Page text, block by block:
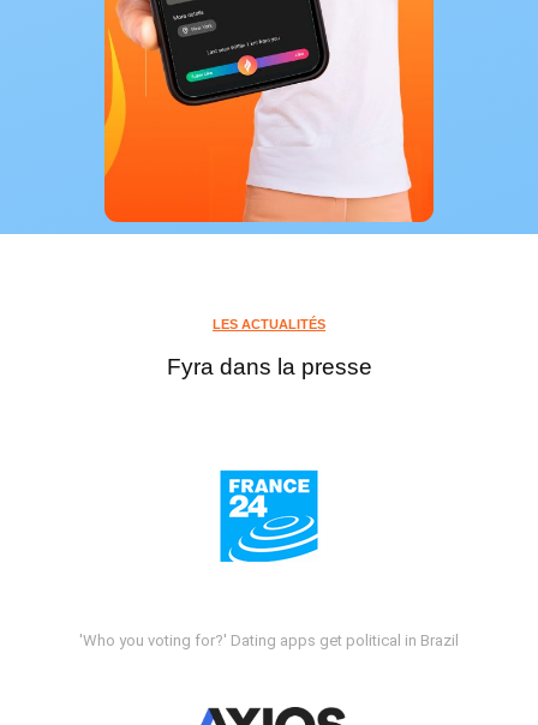
LES ACTUALITÉS
Fyra dans la presse
'Who you voting for?' Dating apps get political in Brazil